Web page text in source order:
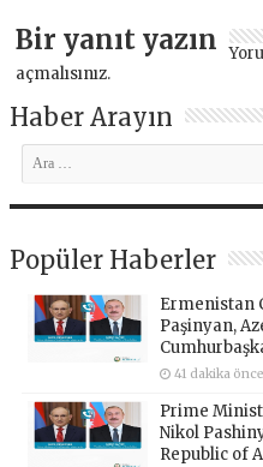
Bir yanıt yazın
açmalısınız.
Haber Arayın
Popüler Haberler
Ermenistan
Paşinyan,
41 dakika önce
Prime
Nikol
Republic of